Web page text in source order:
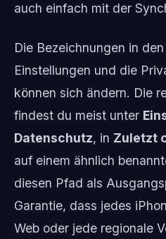
auch einfach mit der
Die Bezeichnungen in
Einstellungen und die
können sich ändern. Die
findest du meist unter
Datenschutz, in Zuletzt
auf einem ähnlich
diesen Pfad als
Garantie, dass jedes
Web oder jede regionale